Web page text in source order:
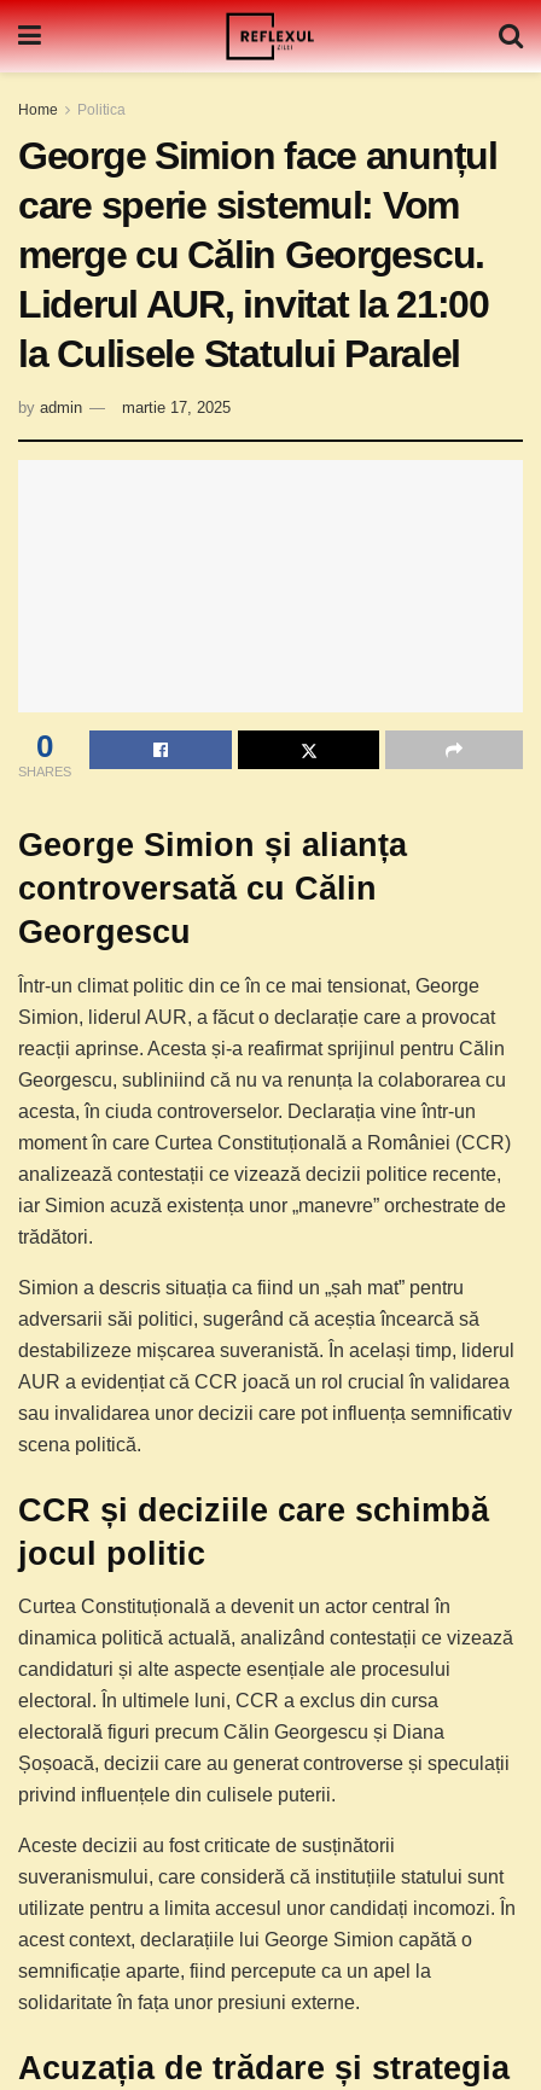
Home Politica
George Simion face anunțul
care sperie sistemul: Vom
merge cu Călin Georgescu.
Liderul AUR, invitat la 21:00
la Culisele Statului Paralel
by admin martie 17, 2025
0
SHARES
George Simion și alianța
controversată cu Călin
Georgescu
Într-un climat politic din ce în ce mai tensionat, George
Simion, liderul AUR, a făcut o declarație care a provocat
reacții aprinse. Acesta și-a reafirmat sprijinul pentru Călin
Georgescu, subliniind că nu va renunța la colaborarea cu
acesta, în ciuda controverselor. Declarația vine într-un
moment în care Curtea Constituțională a României (CCR)
analizează contestații ce vizează decizii politice recente,
iar Simion acuză existența unor „manevre” orchestrate de
trădători.
Simion a descris situația ca fiind un „șah mat” pentru
adversarii săi politici, sugerând că aceștia încearcă să
destabilizeze mișcarea suveranistă. În același timp, liderul
AUR a evidențiat că CCR joacă un rol crucial în validarea
sau invalidarea unor decizii care pot influența semnificativ
scena politică.
CCR și deciziile care schimbă
jocul politic
Curtea Constituțională a devenit un actor central în
dinamica politică actuală, analizând contestații ce vizează
candidaturi și alte aspecte esențiale ale procesului
electoral. În ultimele luni, CCR a exclus din cursa
electorală figuri precum Călin Georgescu și Diana
Șoșoacă, decizii care au generat controverse și speculații
privind influențele din culisele puterii.
Aceste decizii au fost criticate de susținătorii
suveranismului, care consideră că instituțiile statului sunt
utilizate pentru a limita accesul unor candidați incomozi. În
acest context, declarațiile lui George Simion capătă o
semnificație aparte, fiind percepute ca un apel la
solidaritate în fața unor presiuni externe.
Acuzația de trădare și strategia